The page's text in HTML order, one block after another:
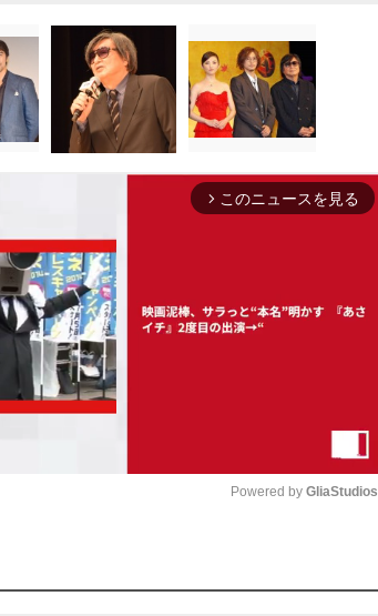
arrow_forward_ios このニュースを見る
u
Powered by GliaStudios